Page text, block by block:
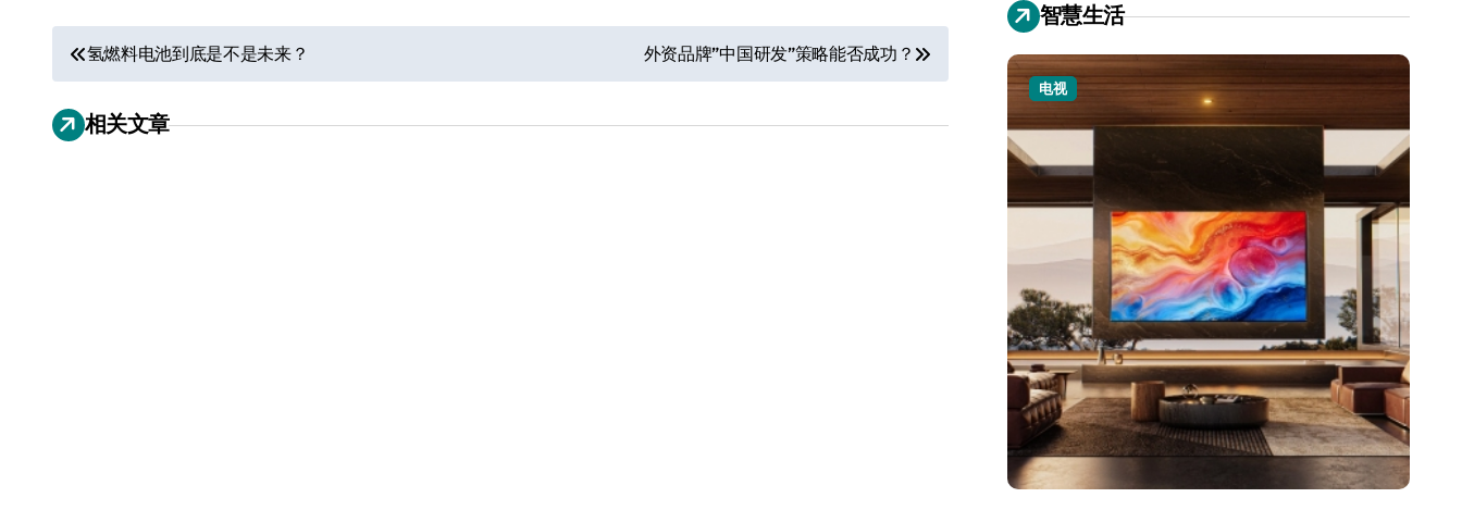
文
章
导
氢燃料电池到底是不是未来？ 外资品牌”中国研发”策略能否成功？
相关文章
智慧生活
电视